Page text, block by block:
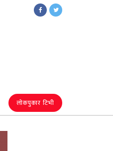
लोकपुकार टिभी